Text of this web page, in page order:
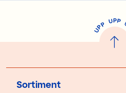
U
P
P UPP
Sortiment